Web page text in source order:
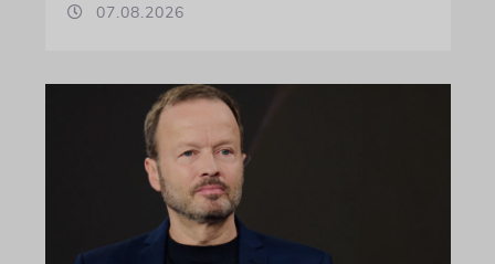
07.08.2026